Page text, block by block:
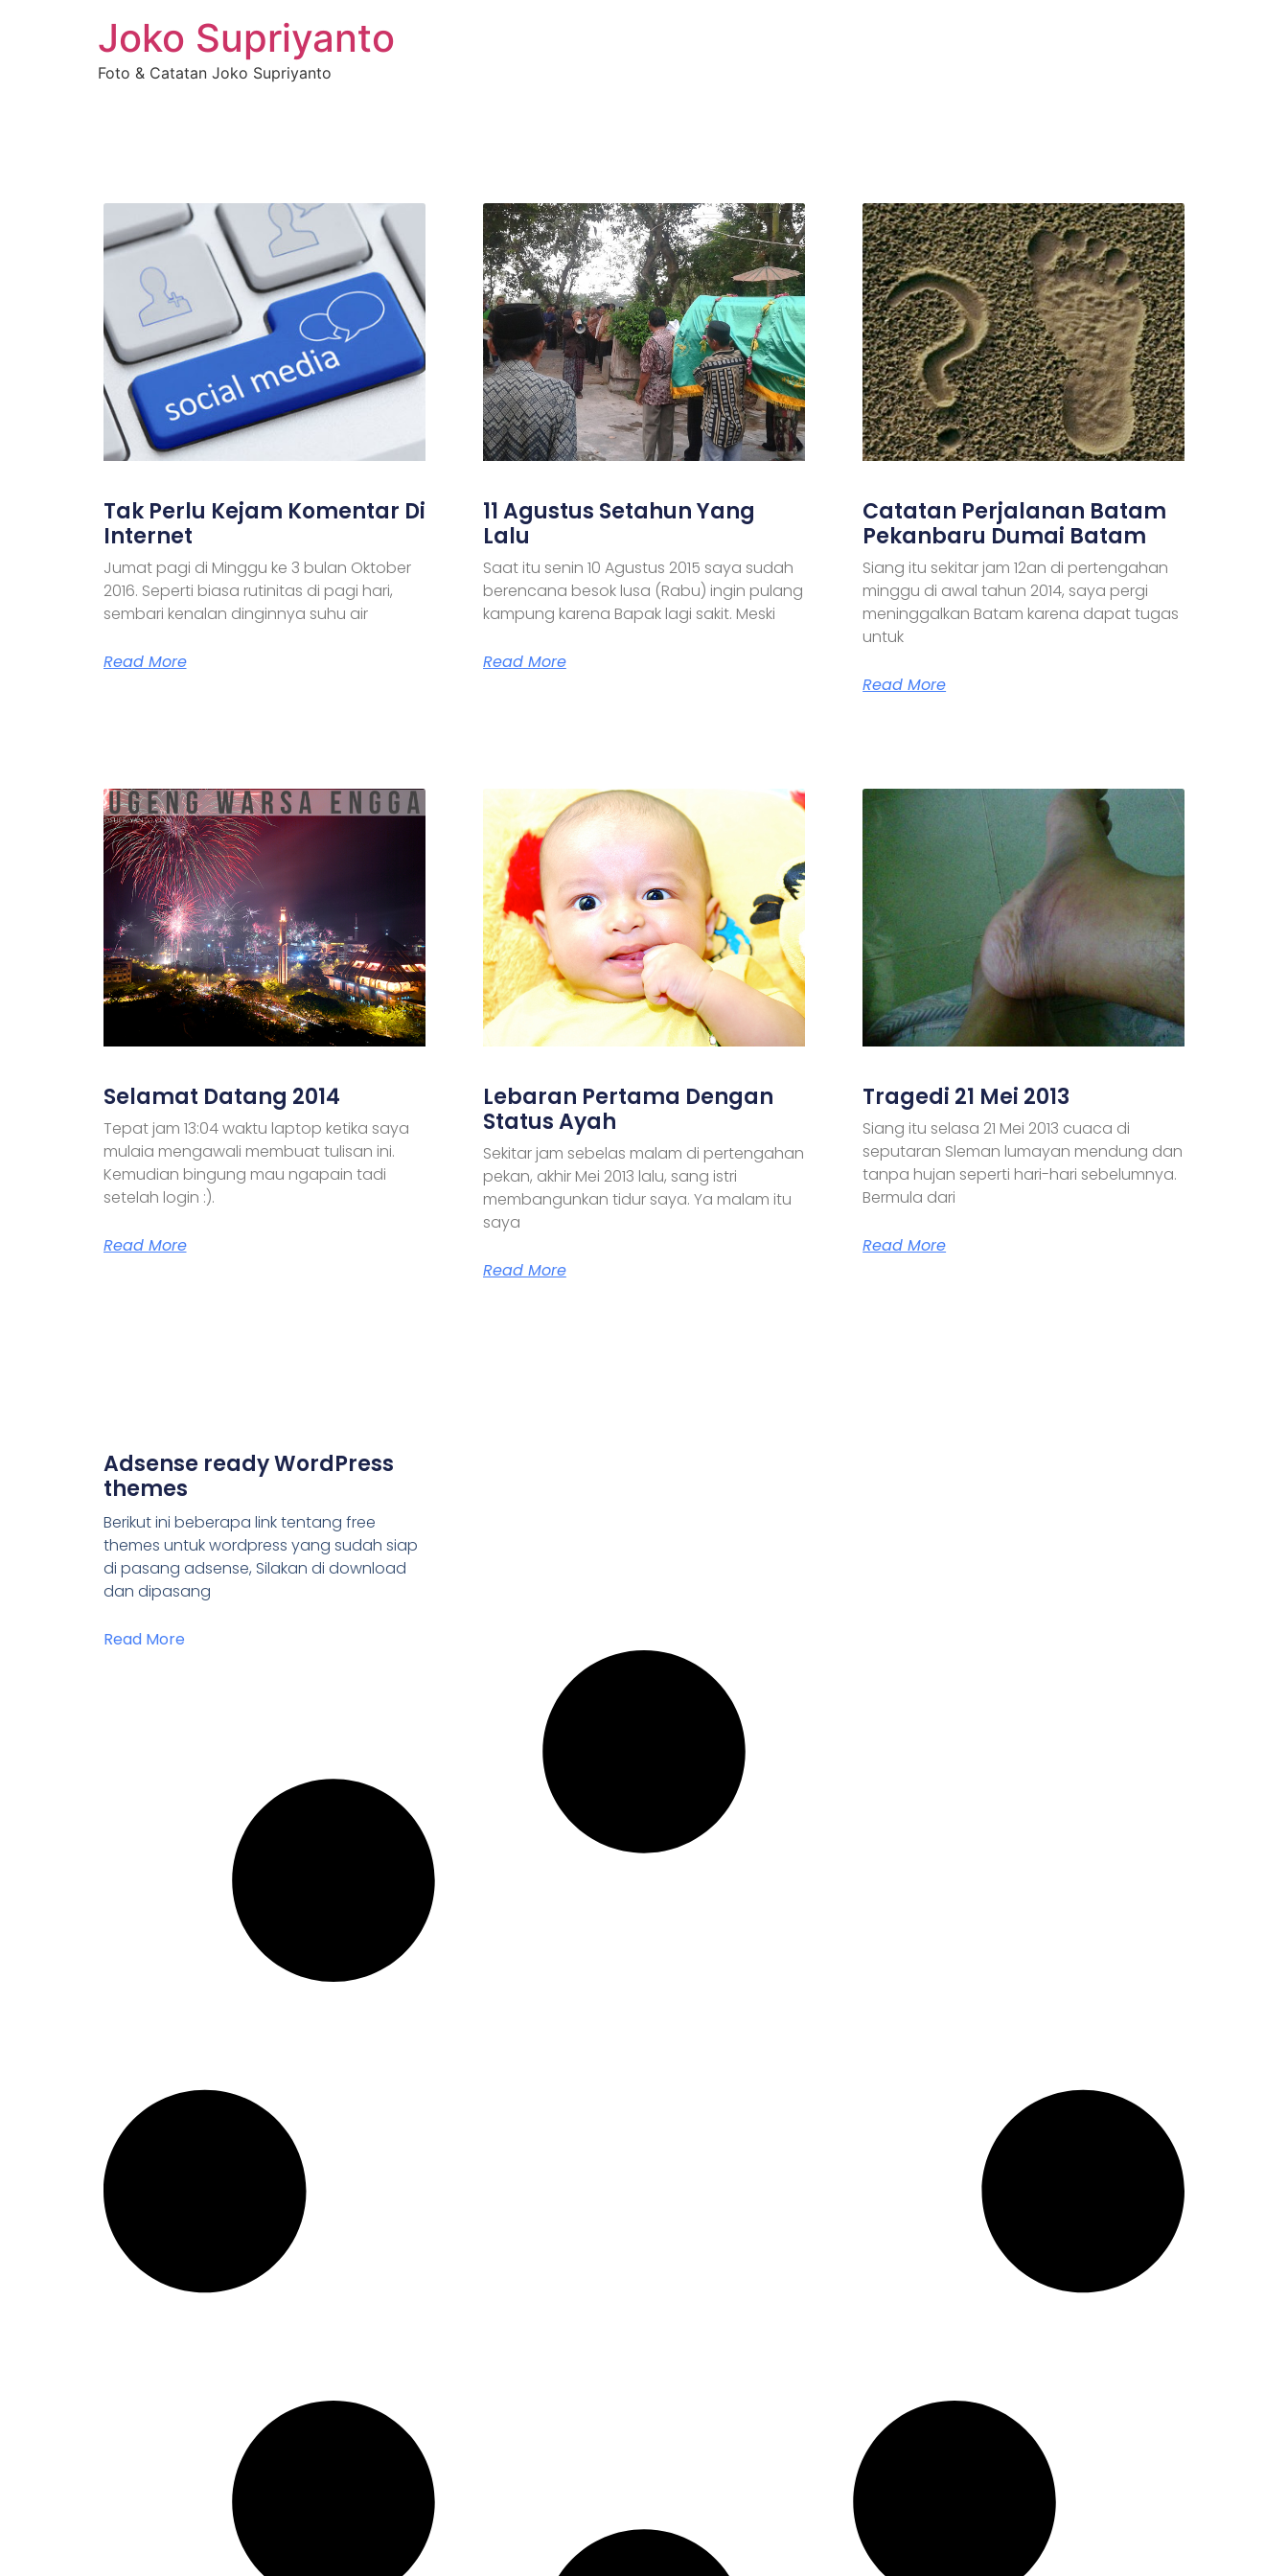
Joko Supriyanto
Foto & Catatan Joko Supriyanto
Tak Perlu Kejam Komentar Di
Internet
Jumat pagi di Minggu ke 3 bulan Oktober
2016. Seperti biasa rutinitas di pagi hari,
sembari kenalan dinginnya suhu air
Read More
11 Agustus Setahun Yang
Lalu
Saat itu senin 10 Agustus 2015 saya sudah
berencana besok lusa (Rabu) ingin pulang
kampung karena Bapak lagi sakit. Meski
Read More
Catatan Perjalanan Batam
Pekanbaru Dumai Batam
Siang itu sekitar jam 12an di pertengahan
minggu di awal tahun 2014, saya pergi
meninggalkan Batam karena dapat tugas
untuk
Read More
Selamat Datang 2014
Tepat jam 13:04 waktu laptop ketika saya
mulaia mengawali membuat tulisan ini.
Kemudian bingung mau ngapain tadi
setelah login :).
Read More
Lebaran Pertama Dengan
Status Ayah
Sekitar jam sebelas malam di pertengahan
pekan, akhir Mei 2013 lalu, sang istri
membangunkan tidur saya. Ya malam itu
saya
Read More
Tragedi 21 Mei 2013
Siang itu selasa 21 Mei 2013 cuaca di
seputaran Sleman lumayan mendung dan
tanpa hujan seperti hari-hari sebelumnya.
Bermula dari
Read More
Adsense ready WordPress
themes
Berikut ini beberapa link tentang free
themes untuk wordpress yang sudah siap
di pasang adsense, Silakan di download
dan dipasang
Read More